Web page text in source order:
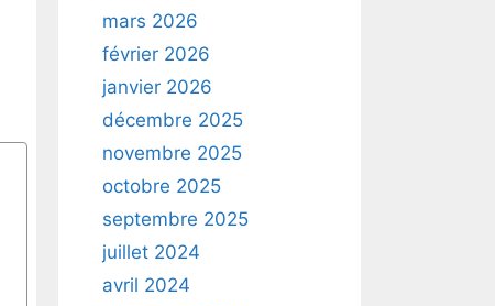
mars 2026
février 2026
janvier 2026
décembre 2025
novembre 2025
octobre 2025
septembre 2025
juillet 2024
avril 2024